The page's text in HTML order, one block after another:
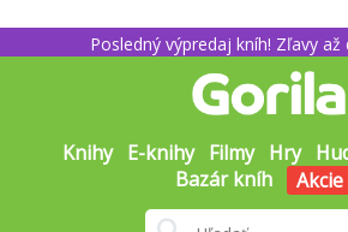
Posledný výpredaj kníh! Zľavy až
Knihy E-knihy Filmy Hry
Bazár kníh
Akcie